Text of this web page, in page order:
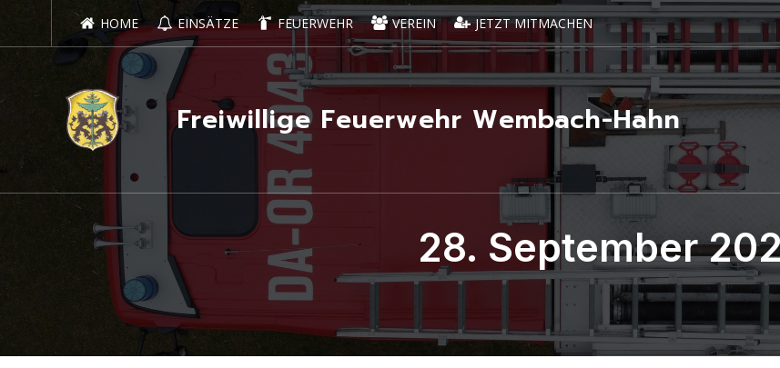
HOME EINSÄTZE FEUERWEHR VEREIN JETZT MITMACHEN
Freiwillige Feuerwehr Wembach-Hahn
28. September